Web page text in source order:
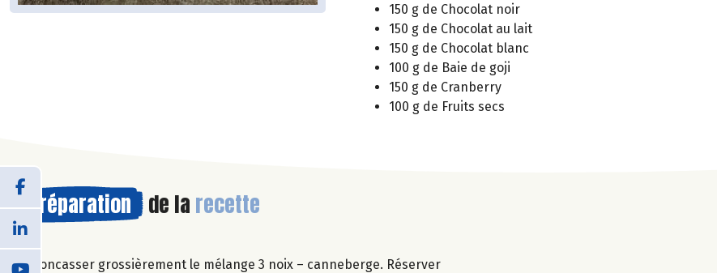
150 g de Chocolat noir
150 g de Chocolat au lait
150 g de Chocolat blanc
100 g de Baie de goji
150 g de Cranberry
100 g de Fruits secs
Préparation de la recette
Concasser grossièrement le mélange 3 noix – canneberge. Réserver